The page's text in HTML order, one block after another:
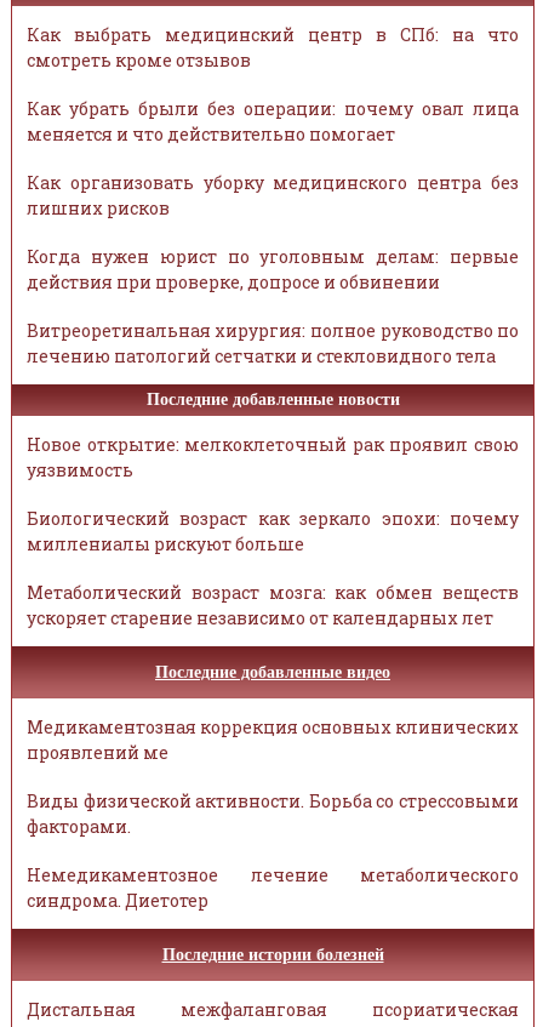
Как выбрать медицинский центр в СПб: на что
смотреть кроме отзывов
Как убрать брыли без операции: почему овал лица
меняется и что действительно помогает
Как организовать уборку медицинского центра без
лишних рисков
Когда нужен юрист по уголовным делам: первые
действия при проверке, допросе и обвинении
Витреоретинальная хирургия: полное руководство по
лечению патологий сетчатки и стекловидного тела
Последние добавленные новости
Новое открытие: мелкоклеточный рак проявил свою
уязвимость
Биологический возраст как зеркало эпохи: почему
миллениалы рискуют больше
Метаболический возраст мозга: как обмен веществ
ускоряет старение независимо от календарных лет
Последние добавленные видео
Медикаментозная коррекция основных клинических
проявлений ме
Виды физической активности. Борьба со стрессовыми
факторами.
Немедикаментозное лечение метаболического
синдрома. Диетотер
Последние истории болезней
Дистальная межфаланговая псориатическая